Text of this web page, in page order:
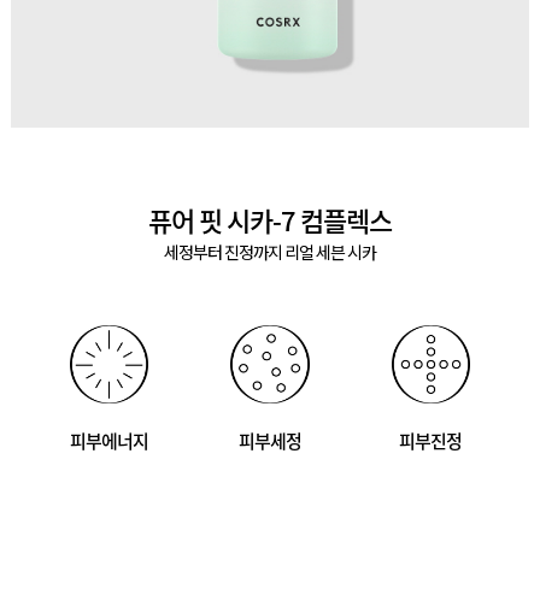
퓨어 핏 시카-7 컴플렉스
세정부터 진정까지 리얼 세븐 시카
피부에너지 피부세정 피부진정